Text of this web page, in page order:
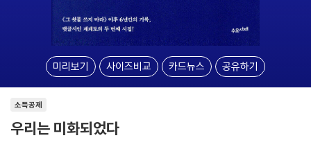
미리보기 사이즈비교 카드뉴스 공유하기
소득공제
우리는 미화되었다